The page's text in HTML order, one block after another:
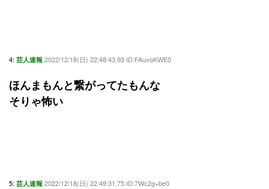
4: 芸人速報 2022/12/18(日) 22:48:43.93 ID:FAuvoKWE0
ほんまもんと繋がってたもんな
そりゃ怖い
5: 芸人速報 2022/12/18(日) 22:49:31.75 ID:7Wc2g+be0